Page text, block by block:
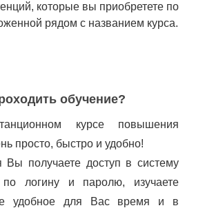
которые вы приобретете по
рядом с названием курса.
обучение?
курсе повышения
просто, быстро и удобно!
Вы получаете доступ в систему
по логину и паролю, изучаете
удобное для Вас время и в